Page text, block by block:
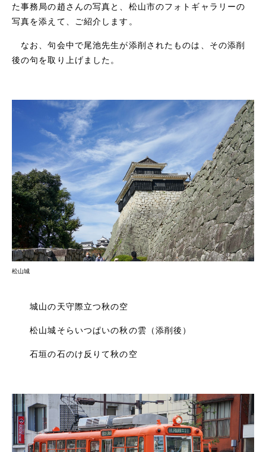
た事務局の趙さんの写真と、松山市のフォトギャラリーの
写真を添えて、ご紹介します。
なお、句会中で尾池先生が添削されたものは、その添削
後の句を取り上げました。
松山城
城山の天守際立つ秋の空
松山城そらいつぱいの秋の雲（添削後）
石垣の石のけ反りて秋の空